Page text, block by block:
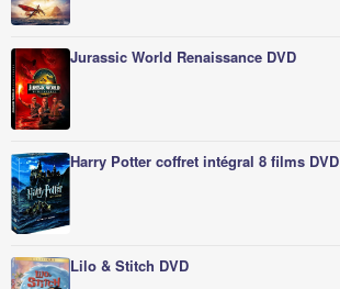
Jurassic World Renaissance DVD
Harry Potter coffret intégral 8 films DVD
Lilo & Stitch DVD